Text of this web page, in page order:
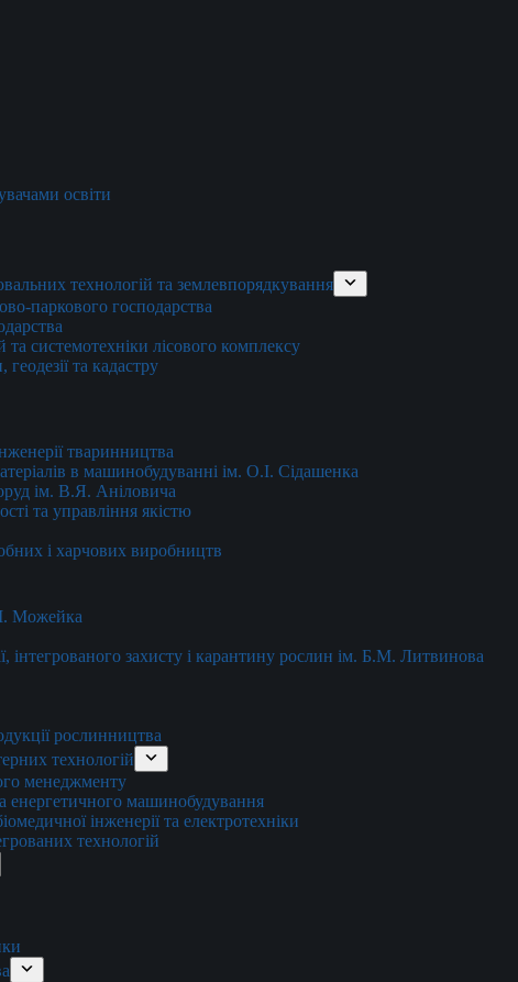
освіти
технологій та землевпорядкування
паркового господарства
системотехніки лісового комплексу
та кадастру
тваринництва
в машинобудуванні ім. О.І. Сідашенка
ім. В.Я. Аніловича
та управління якістю
і харчових виробництв
Можейка
інтегрованого захисту і карантину рослин ім. Б.М. Литвинова
рослинництва
технологій
менеджменту
енергетичного машинобудування
інженерії та електротехніки
технологій